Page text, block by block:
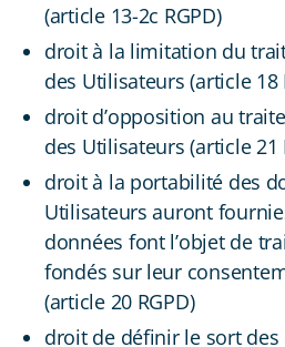
(article 13-2c RGPD)
droit à la limitation du
des Utilisateurs (article 18
droit d’opposition au
des Utilisateurs (article 21
droit à la portabilité des
Utilisateurs auront
données font l’objet de
fondés sur leur
(article 20 RGPD)
droit de définir le sort des